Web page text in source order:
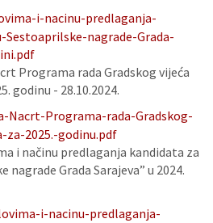
i-nacinu-predlaganja-
nagrade-Grada-
Programa rada Gradskog vijeća
godinu - 28.10.2024.
Nacrt-Programa-rada-Gradskog-
za-2025.-godinu.pdf
i načinu predlaganja kandidata za
nagrade Grada Sarajeva” u 2024.
i-nacinu-predlaganja-